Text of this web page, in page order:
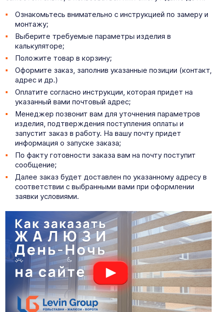
Ознакомьтесь внимательно с инструкцией по замеру и
монтажу;
Выберите требуемые параметры изделия в
калькуляторе;
Положите товар в корзину;
Оформите заказ, заполнив указанные позиции (контакт,
адрес и др.)
Оплатите согласно инструкции, которая придет на
указанный вами почтовый адрес;
Менеджер позвонит вам для уточнения параметров
изделия, подтверждения поступления оплаты и
запустит заказ в работу. На вашу почту придет
информация о запуске заказа;
По факту готовности заказа вам на почту поступит
сообщение;
Далее заказ будет доставлен по указанному адресу в
соответствии с выбранными вами при оформлении
заявки условиями.